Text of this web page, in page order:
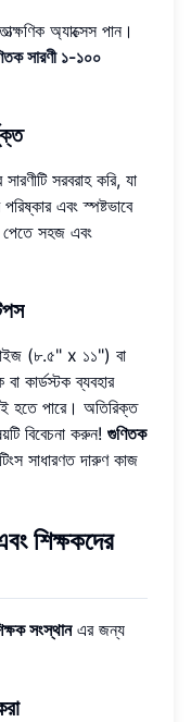
অ্যাক্সেস পান।
সারণী ১-১০০
সরবরাহ করি, যা
এবং স্পষ্টভাবে
সহজ এবং
(৮.৫" x ১১") বা
কার্ডস্টক ব্যবহার
হতে পারে। অতিরিক্ত
বিবেচনা করুন! গুণিতক
সাধারণত দারুণ কাজ
শিক্ষকদের
সংস্থানএর জন্য